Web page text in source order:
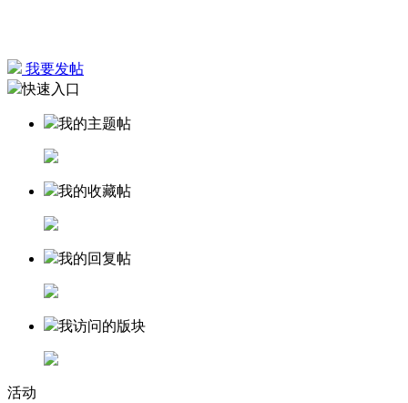
我要发帖
快速入口
我的主题帖
我的收藏帖
我的回复帖
我访问的版块
活动